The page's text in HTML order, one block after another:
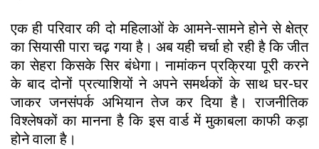
एक ही परिवार की दो महिलाओं​ के आमने-सामने होने से क्षेत्र
का सियासी पारा चढ़ गया है। अब यही चर्चा हो रही है कि जीत
का सेहरा किसके सिर बंधेगा। नामांकन प्रक्रिया पूरी करने
के बाद दोनों प्रत्याशियों ने अपने समर्थकों के साथ घर-घर
जाकर जनसंपर्क अभियान तेज कर दिया है। राजनीतिक
विश्लेषकों का मानना है कि इस वार्ड में मुकाबला काफी कड़ा
होने वाला है।